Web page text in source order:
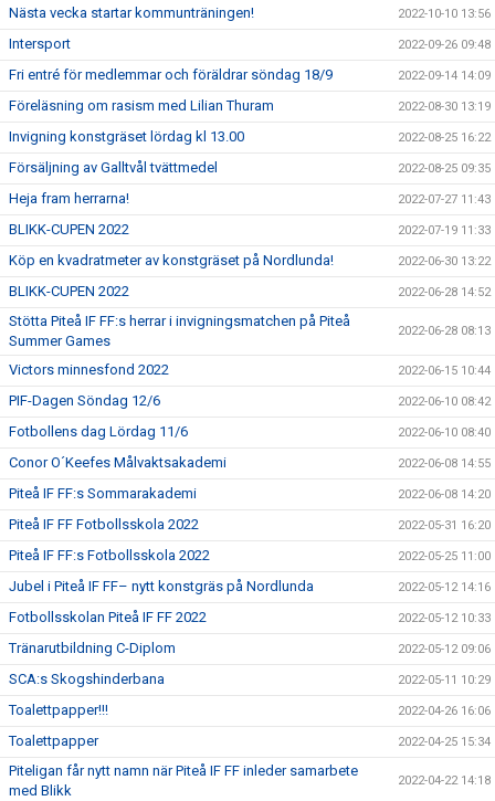
Nästa vecka startar kommunträningen! 2022-10-10 13:56
Intersport 2022-09-26 09:48
Fri entré för medlemmar och föräldrar söndag 18/9 2022-09-14 14:09
Föreläsning om rasism med Lilian Thuram 2022-08-30 13:19
Invigning konstgräset lördag kl 13.00 2022-08-25 16:22
Försäljning av Galltvål tvättmedel 2022-08-25 09:35
Heja fram herrarna! 2022-07-27 11:43
BLIKK-CUPEN 2022 2022-07-19 11:33
Köp en kvadratmeter av konstgräset på Nordlunda! 2022-06-30 13:22
BLIKK-CUPEN 2022 2022-06-28 14:52
Stötta Piteå IF FF:s herrar i invigningsmatchen på Piteå
Summer Games
2022-06-28 08:13
Victors minnesfond 2022 2022-06-15 10:44
PIF-Dagen Söndag 12/6 2022-06-10 08:42
Fotbollens dag Lördag 11/6 2022-06-10 08:40
Conor O´Keefes Målvaktsakademi 2022-06-08 14:55
Piteå IF FF:s Sommarakademi 2022-06-08 14:20
Piteå IF FF Fotbollsskola 2022 2022-05-31 16:20
Piteå IF FF:s Fotbollsskola 2022 2022-05-25 11:00
Jubel i Piteå IF FF– nytt konstgräs på Nordlunda 2022-05-12 14:16
Fotbollsskolan Piteå IF FF 2022 2022-05-12 10:33
Tränarutbildning C-Diplom 2022-05-12 09:06
SCA:s Skogshinderbana 2022-05-11 10:29
Toalettpapper!!! 2022-04-26 16:06
Toalettpapper 2022-04-25 15:34
Piteligan får nytt namn när Piteå IF FF inleder samarbete
med Blikk
2022-04-22 14:18